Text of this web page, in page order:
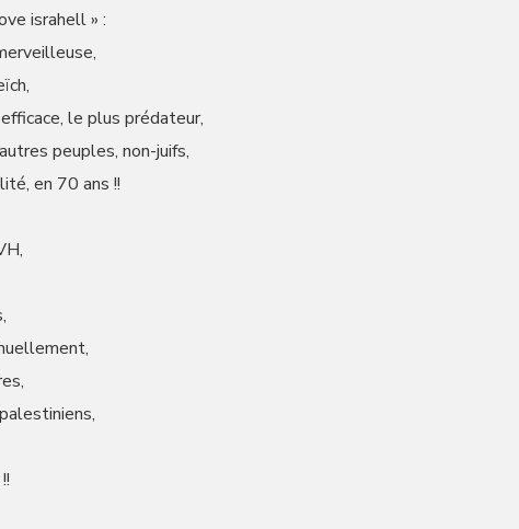
israhell » :
le plus prédateur,
peuples, non-juifs,
en 70 ans !!